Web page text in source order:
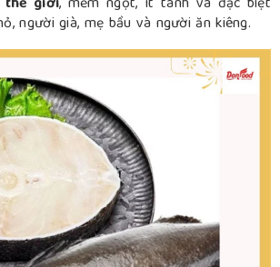
người già, mẹ bầu và người ăn kiêng.